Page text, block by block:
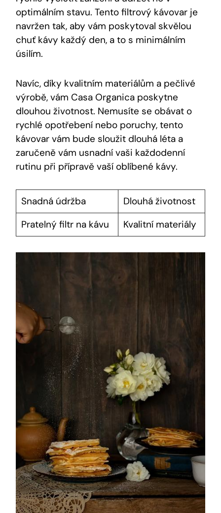
optimálním stavu. Tento filtrový kávovar je
navržen tak, aby vám poskytoval skvělou
chuť kávy každý den, a to s minimálním
úsilím.
Navíc, díky kvalitním materiálům a pečlivé
výrobě, vám Casa Organica poskytne
dlouhou životnost. Nemusíte se obávat o
rychlé opotřebení nebo poruchy, tento
kávovar vám bude sloužit dlouhá léta a
zaručeně vám usnadní vaši každodenní
rutinu při přípravě vaší oblíbené kávy.
Snadná údržba
Dlouhá životnost
Pratelný filtr na kávu
Kvalitní materiály